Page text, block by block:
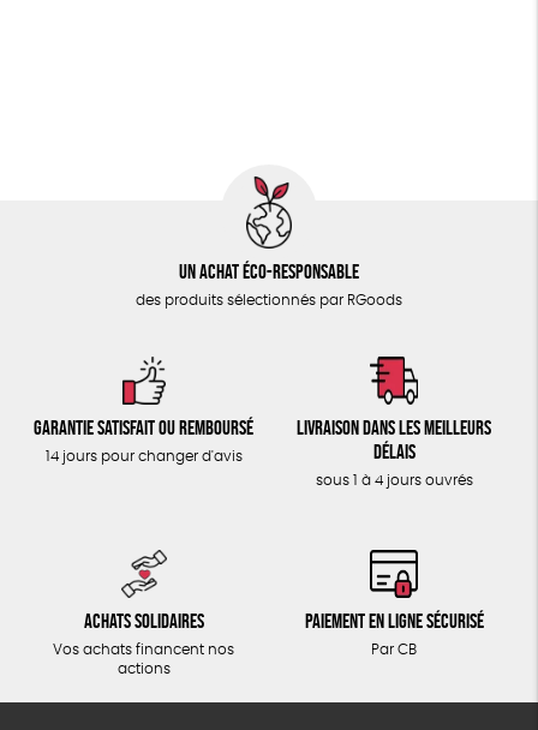
Un achat éco-responsable
des produits sélectionnés par RGoods
Garantie satisfait ou remboursé
14 jours pour changer d'avis
Livraison dans les meilleurs
délais
sous 1 à 4 jours ouvrés
Achats solidaires
Vos achats financent nos
actions
Paiement en ligne sécurisé
Par CB